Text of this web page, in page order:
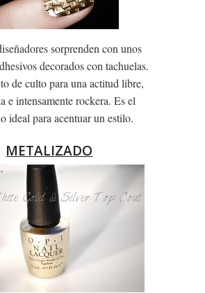
sorprenden con unos
decorados con tachuelas.
de culto para una actitud libre,
e intensamente rockera. Es el
ideal para acentuar un estilo.
METALIZADO